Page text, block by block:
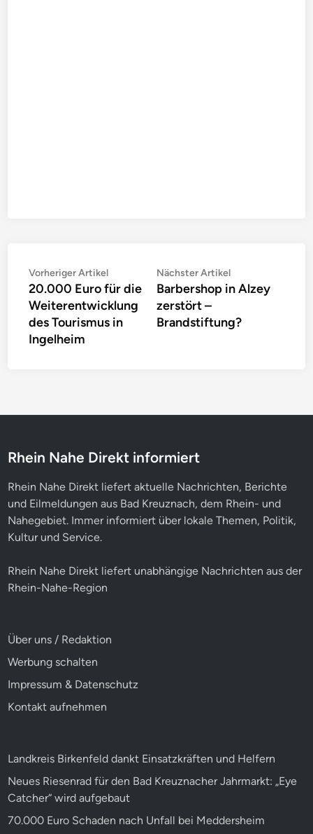
Beitragsnavigation
Vorheriger ArtikelVorheriger
Artikel:
20.000 Euro für die
Weiterentwicklung
des Tourismus in
Ingelheim
Nächster ArtikelNächster
Artikel:
Barbershop in Alzey
zerstört –
Brandstiftung?
Rhein Nahe Direkt informiert
Rhein Nahe Direkt liefert aktuelle Nachrichten, Berichte
und Eilmeldungen aus Bad Kreuznach, dem Rhein- und
Nahegebiet. Immer informiert über lokale Themen, Politik,
Kultur und Service.
Rhein Nahe Direkt liefert unabhängige Nachrichten aus der
Rhein-Nahe-Region
Über uns / Redaktion
Werbung schalten
Impressum & Datenschutz
Kontakt aufnehmen
Landkreis Birkenfeld dankt Einsatzkräften und Helfern
Neues Riesenrad für den Bad Kreuznacher Jahrmarkt: „Eye
Catcher“ wird aufgebaut
70.000 Euro Schaden nach Unfall bei Meddersheim